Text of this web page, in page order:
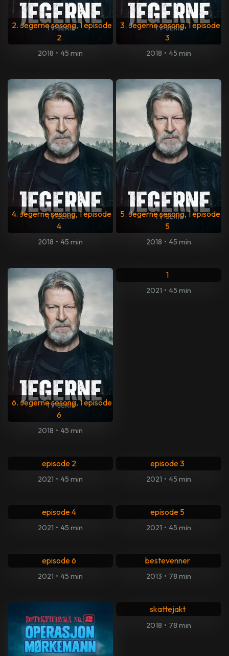
2. Jegerne sesong, 1 episode
2
2018 • 45 min
3. Jegerne sesong, 1 episode
3
2018 • 45 min
4. Jegerne sesong, 1 episode
4
2018 • 45 min
5. Jegerne sesong, 1 episode
5
2018 • 45 min
6. Jegerne sesong, 1 episode
6
2018 • 45 min
1
2021 • 45 min
episode 2
2021 • 45 min
episode 3
2021 • 45 min
episode 4
2021 • 45 min
episode 5
2021 • 45 min
episode 6
2021 • 45 min
bestevenner
2013 • 78 min
skattejakt
2018 • 78 min